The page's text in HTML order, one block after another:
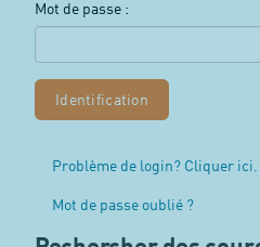
Mot de passe :
Problème de login? Cliquer ici.
Mot de passe oublié ?